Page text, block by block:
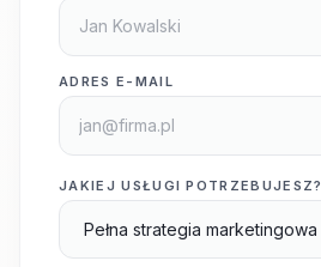
ADRES E-MAIL
JAKIEJ USŁUGI POTRZEBUJESZ?